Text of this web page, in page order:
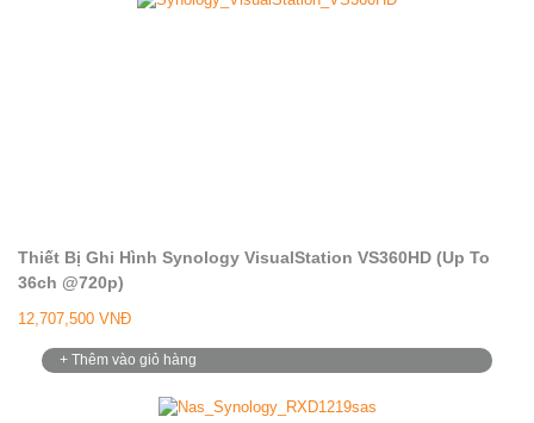
Thiết Bị Ghi Hình Synology VisualStation VS360HD (Up To
36ch @720p)
12,707,500 VNĐ
+ Thêm vào giỏ hàng